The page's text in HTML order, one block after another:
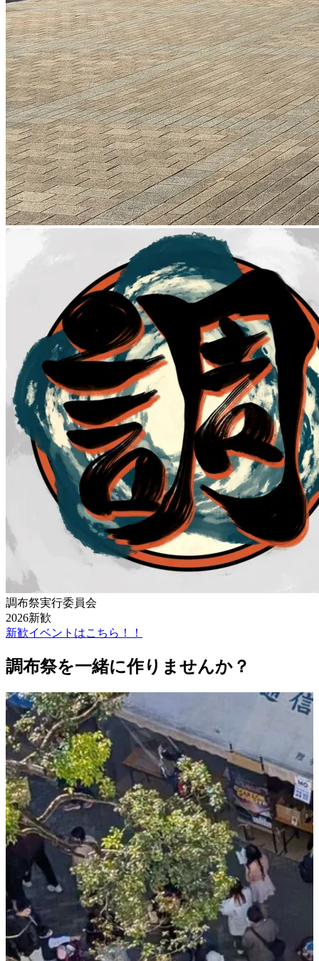
調布祭実行委員会
2026新歓
新歓イベントはこちら！！
調布祭を一緒に作りませんか？